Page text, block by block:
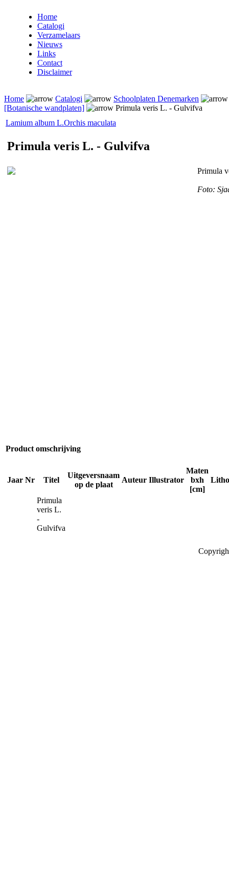
Home
Catalogi
Verzamelaars
Nieuws
Links
Contact
Disclaimer
Home Catalogi
Schoolplaten Denemarken
[Botanische wandplaten]
Primula veris L. - Gulvifva
Lamium album L.Orchis maculata
Primula veris L. - Gulvifva
Primula
Foto:
Product omschrijving
Jaar Nr Titel
Uitgeversnaam
op de plaat
Auteur Illustrator
Maten
bxh
[cm]
Primula
veris L.
-
Gulvifva